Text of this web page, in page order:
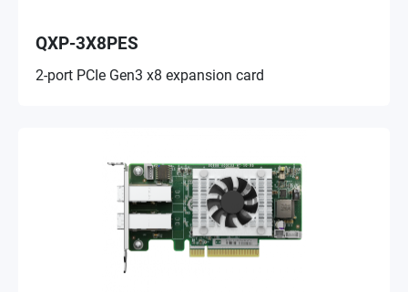
QXP-3X8PES
2-port PCIe Gen3 x8 expansion card